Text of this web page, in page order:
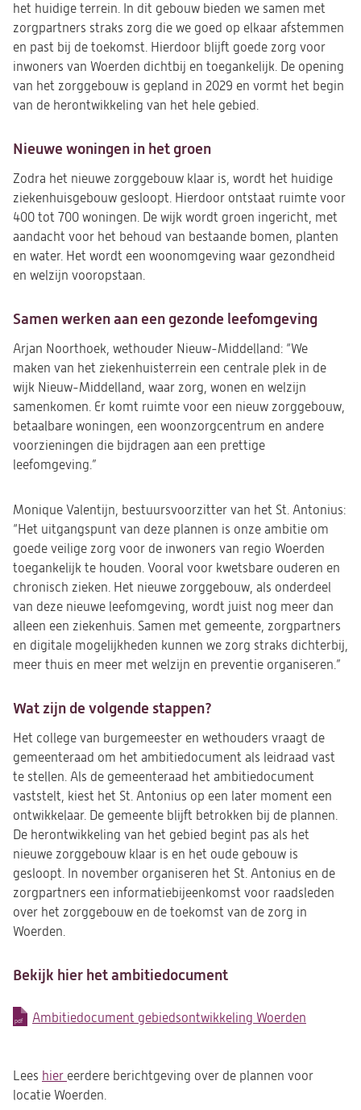
het huidige terrein. In dit gebouw bieden we samen met
zorgpartners straks zorg die we goed op elkaar afstemmen
en past bij de toekomst. Hierdoor blijft goede zorg voor
inwoners van Woerden dichtbij en toegankelijk. De opening
van het zorggebouw is gepland in 2029 en vormt het begin
van de herontwikkeling van het hele gebied.
Nieuwe woningen in het groen
Zodra het nieuwe zorggebouw klaar is, wordt het huidige
ziekenhuisgebouw gesloopt. Hierdoor ontstaat ruimte voor
400 tot 700 woningen. De wijk wordt groen ingericht, met
aandacht voor het behoud van bestaande bomen, planten
en water. Het wordt een woonomgeving waar gezondheid
en welzijn vooropstaan.
Samen werken aan een gezonde leefomgeving
Arjan Noorthoek, wethouder Nieuw-Middelland: “We
maken van het ziekenhuisterrein een centrale plek in de
wijk Nieuw-Middelland, waar zorg, wonen en welzijn
samenkomen. Er komt ruimte voor een nieuw zorggebouw,
betaalbare woningen, een woonzorgcentrum en andere
voorzieningen die bijdragen aan een prettige
leefomgeving.”
Monique Valentijn, bestuursvoorzitter van het St. Antonius:
“Het uitgangspunt van deze plannen is onze ambitie om
goede veilige zorg voor de inwoners van regio Woerden
toegankelijk te houden. Vooral voor kwetsbare ouderen en
chronisch zieken. Het nieuwe zorggebouw, als onderdeel
van deze nieuwe leefomgeving, wordt juist nog meer dan
alleen een ziekenhuis. Samen met gemeente, zorgpartners
en digitale mogelijkheden kunnen we zorg straks dichterbij,
meer thuis en meer met welzijn en preventie organiseren.”
Wat zijn de volgende stappen?
Het college van burgemeester en wethouders vraagt de
gemeenteraad om het ambitiedocument als leidraad vast
te stellen. Als de gemeenteraad het ambitiedocument
vaststelt, kiest het St. Antonius op een later moment een
ontwikkelaar. De gemeente blijft betrokken bij de plannen.
De herontwikkeling van het gebied begint pas als het
nieuwe zorggebouw klaar is en het oude gebouw is
gesloopt. In november organiseren het St. Antonius en de
zorgpartners een informatiebijeenkomst voor raadsleden
over het zorggebouw en de toekomst van de zorg in
Woerden.
Bekijk hier het ambitiedocument
Ambitiedocument gebiedsontwikkeling Woerden
(opent
nieuwe
tab)
Lees hier eerdere berichtgeving over de plannen voor
locatie Woerden.